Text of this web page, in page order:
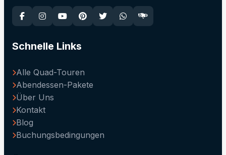
Schnelle Links
Alle Quad-Touren
Abendessen-Pakete
Über Uns
Kontakt
Blog
Buchungsbedingungen